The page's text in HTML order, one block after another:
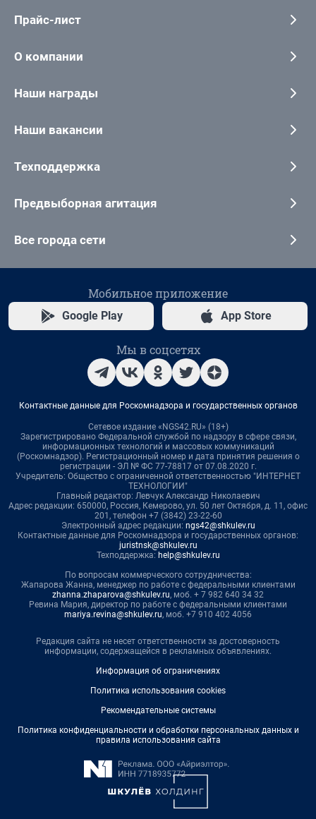
Прайс-лист
О компании
Наши награды
Наши вакансии
Техподдержка
Предвыборная агитация
Все города сети
Мобильное приложение
Google Play App Store
Мы в соцсетях
Контактные данные для Роскомнадзора и государственных органов
Сетевое издание «NGS42.RU» (18+)
Зарегистрировано Федеральной службой по надзору в сфере связи,
информационных технологий и массовых коммуникаций
(Роскомнадзор). Регистрационный номер и дата принятия решения о
регистрации - ЭЛ № ФС 77-78817 от 07.08.2020 г.
Учредитель: Общество с ограниченной ответственностью "ИНТЕРНЕТ
ТЕХНОЛОГИИ"
Главный редактор: Левчук Александр Николаевич
Адрес редакции: 650000, Россия, Кемерово, ул. 50 лет Октября, д. 11, офис
201, телефон +7 (3842) 23-22-60
Электронный адрес редакции: ngs42@shkulev.ru
Контактные данные для Роскомнадзора и государственных органов:
juristnsk@shkulev.ru
Техподдержка: help@shkulev.ru
По вопросам коммерческого сотрудничества:
Жапарова Жанна, менеджер по работе с федеральными клиентами
zhanna.zhaparova@shkulev.ru, моб. + 7 982 640 34 32
Ревина Мария, директор по работе с федеральными клиентами
mariya.revina@shkulev.ru, моб. +7 910 402 4056
Редакция сайта не несет ответственности за достоверность
информации, содержащейся в рекламных объявлениях.
Информация об ограничениях
Политика использования cookies
Рекомендательные системы
Политика конфиденциальности и обработки персональных данных и
правила использования сайта